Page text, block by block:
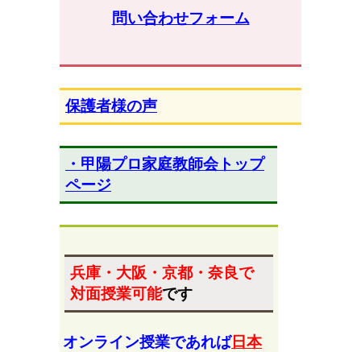
問い合わせフォーム
保護者様の声
・甲陽プロ家庭教師会トップ
ページ
兵庫・大阪・京都・奈良で
対面授業可能です
オンライン授業であれば日本